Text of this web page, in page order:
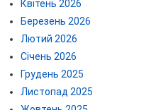
Квітень 2026
Березень 2026
Лютий 2026
Січень 2026
Грудень 2025
Листопад 2025